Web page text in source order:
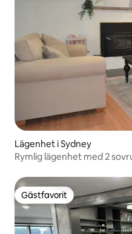
Lägenhet i Sydney
Rymlig lägenhet med 2
Gästfavorit
Gästfavorit